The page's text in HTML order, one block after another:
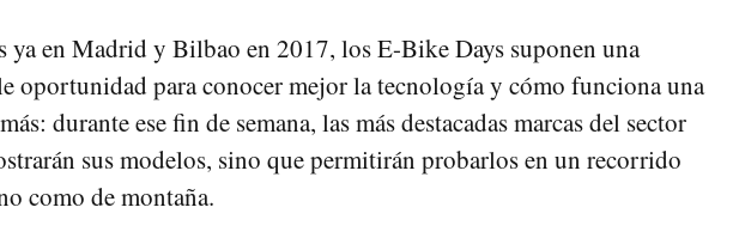
ya en Madrid y Bilbao en 2017, los E-Bike Days suponen una
oportunidad para conocer mejor la tecnología y cómo funciona una
durante ese fin de semana, las más destacadas marcas del sector
sus modelos, sino que permitirán probarlos en un recorrido
como de montaña.